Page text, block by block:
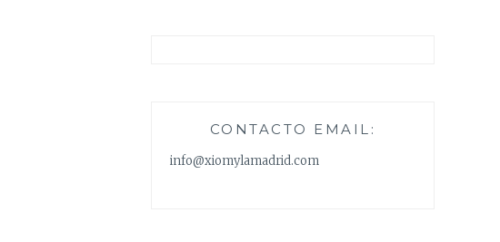
CONTACTO EMAIL:
info@xiomylamadrid.com